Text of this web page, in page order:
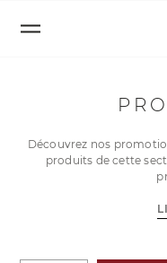
Découvrez nos
produits de cette